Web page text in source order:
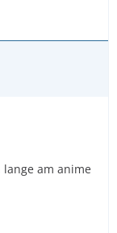
am anime